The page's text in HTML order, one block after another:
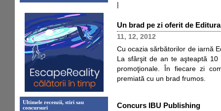
Ultimele recenzii, stiri sau
concursuri
Un brad pe zi oferit de
11, 12, 2012
Cu ocazia sărbătorilor de iarnă
La sfârşit de an te aşteaptă
promoţionale. În fiecare zi
premiată cu un brad frumos.
Concurs IBU Publishing